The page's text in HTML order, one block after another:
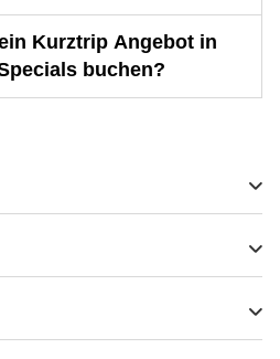
Kurztrip Angebot in
buchen?